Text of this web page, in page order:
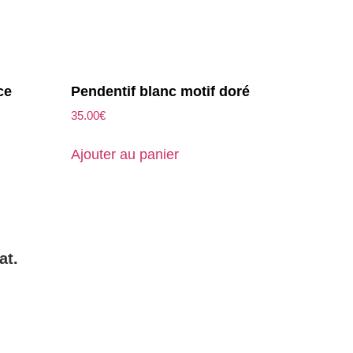
Pendentif blanc motif doré
35.00€
Ajouter au panier